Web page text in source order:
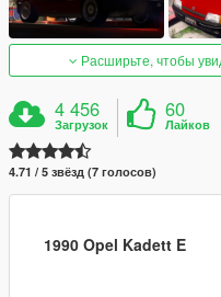
Расширьте, чтобы
4 456
Загрузок
60
Лайков
4.71 / 5 звёзд (7 голосов)
1990 Opel Kadett E